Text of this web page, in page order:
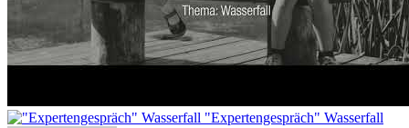
"Expertengespräch" Wasserfall